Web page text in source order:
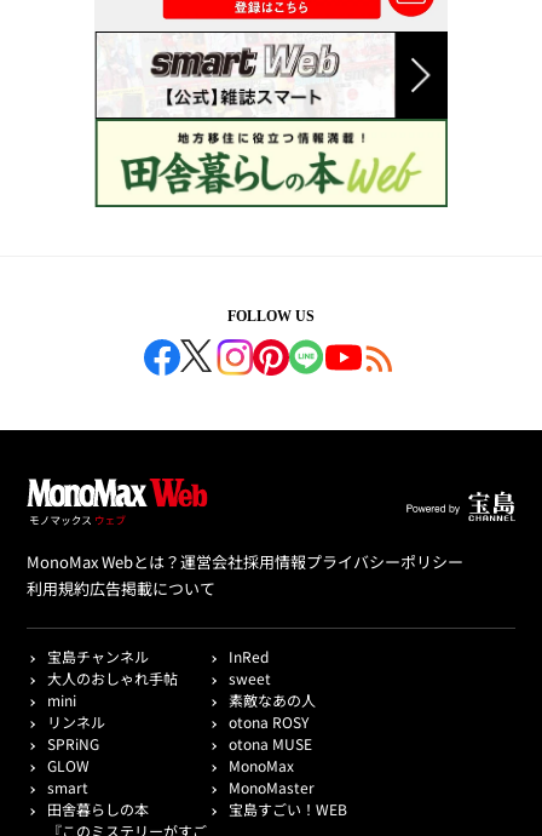
FOLLOW US
MonoMax Webとは？運営会社採用情報プライバシーポリシー
利用規約広告掲載について
宝島チャンネル
InRed
大人のおしゃれ手帖
sweet
mini
素敵なあの人
リンネル
otona ROSY
SPRiNG
otona MUSE
GLOW
MonoMax
smart
MonoMaster
田舎暮らしの本
宝島すごい！WEB
『このミステリーがすご